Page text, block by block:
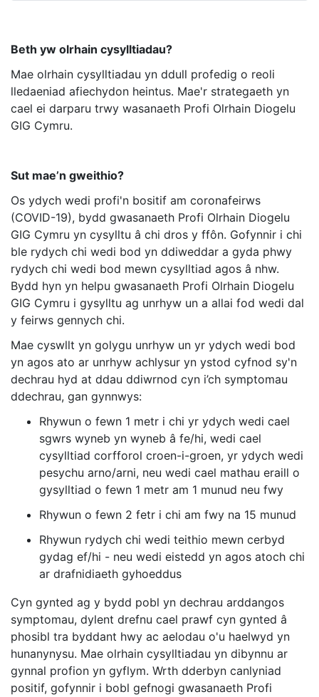
Beth yw olrhain cysylltiadau?
Mae olrhain cysylltiadau yn ddull profedig o reoli
lledaeniad afiechydon heintus. Mae'r strategaeth yn
cael ei darparu trwy wasanaeth Profi Olrhain Diogelu
GIG Cymru.
Sut mae’n gweithio?
Os ydych wedi profi'n bositif am coronafeirws
(COVID-19), bydd gwasanaeth Profi Olrhain Diogelu
GIG Cymru yn cysylltu â chi dros y ffôn. Gofynnir i chi
ble rydych chi wedi bod yn ddiweddar a gyda phwy
rydych chi wedi bod mewn cysylltiad agos â nhw.
Bydd hyn yn helpu gwasanaeth Profi Olrhain Diogelu
GIG Cymru i gysylltu ag unrhyw un a allai fod wedi dal
y feirws gennych chi.
Mae cyswllt yn golygu unrhyw un yr ydych wedi bod
yn agos ato ar unrhyw achlysur yn ystod cyfnod sy'n
dechrau hyd at ddau ddiwrnod cyn i’ch symptomau
ddechrau, gan gynnwys:
Rhywun o fewn 1 metr i chi yr ydych wedi cael
sgwrs wyneb yn wyneb â fe/hi, wedi cael
cysylltiad corfforol croen-i-groen, yr ydych wedi
pesychu arno/arni, neu wedi cael mathau eraill o
gysylltiad o fewn 1 metr am 1 munud neu fwy
Rhywun o fewn 2 fetr i chi am fwy na 15 munud
Rhywun rydych chi wedi teithio mewn cerbyd
gydag ef/hi - neu wedi eistedd yn agos atoch chi
ar drafnidiaeth gyhoeddus
Cyn gynted ag y bydd pobl yn dechrau arddangos
symptomau, dylent drefnu cael prawf cyn gynted â
phosibl tra byddant hwy ac aelodau o'u haelwyd yn
hunanynysu. Mae olrhain cysylltiadau yn dibynnu ar
gynnal profion yn gyflym. Wrth dderbyn canlyniad
positif, gofynnir i bobl gefnogi gwasanaeth Profi